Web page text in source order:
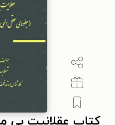
کتاب عقلانیت بی